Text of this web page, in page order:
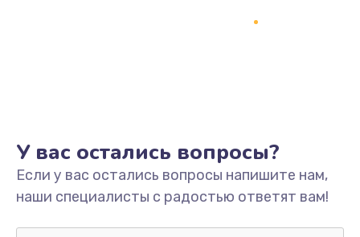
Модернизация
2100 руб.
У вас остались вопросы?
Если у вас остались вопросы напишите нам,
наши специалисты с радостью ответят вам!